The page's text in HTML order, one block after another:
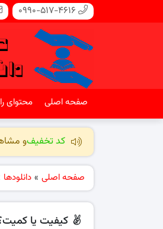
0990-517-4616
صفحه اصلی محتوای
کد تخفیفو
صفحه اصلی » دانلودها
کیفیت یا